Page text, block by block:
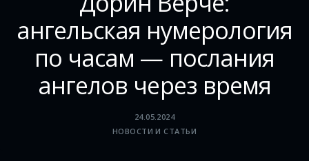
ангельская нумерология
по часам — послания
ангелов через время
24.05.2024
НОВОСТИ И СТАТЬИ